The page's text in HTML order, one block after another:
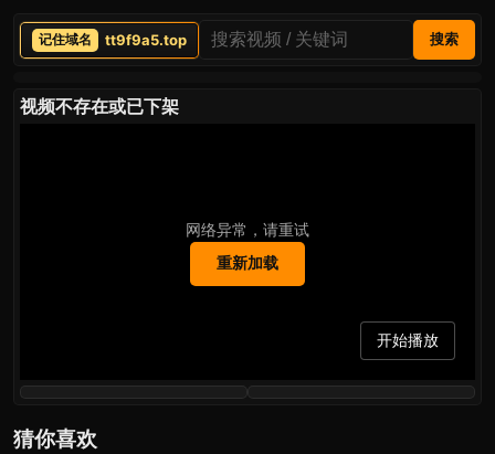
tt9f9a5.top 搜索
视频不存在或已下架
网络异常，请重试
重新加载
开始播放
猜你喜欢